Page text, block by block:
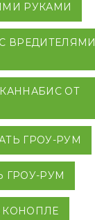
РУКАМИ
ВРЕДИТЕЛЯМИ
ОТ
ГРОУ-РУМ
ГРОУ-РУМ
КОНОПЛЕ